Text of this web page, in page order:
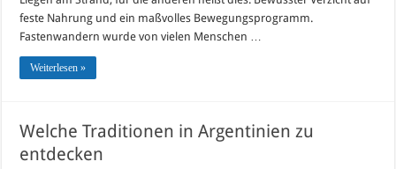
feste Nahrung und ein maßvolles Bewegungsprogramm.
Fastenwandern wurde von vielen Menschen …
Weiterlesen »
Welche Traditionen in Argentinien zu
entdecken